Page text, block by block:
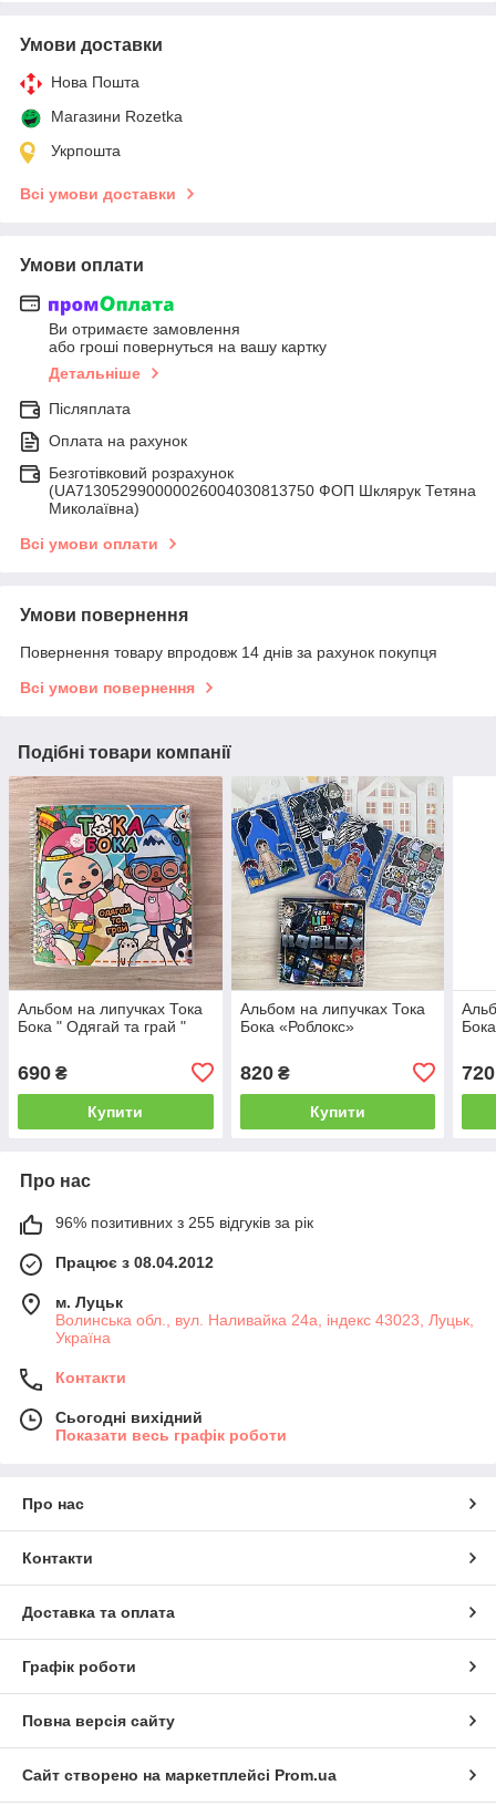
Умови доставки
Нова Пошта
Магазини Rozetka
Укрпошта
Всі умови доставки
Умови оплати
Ви отримаєте замовлення
або гроші повернуться на вашу картку
Детальніше
Післяплата
Оплата на рахунок
Безготівковий розрахунок
(UA713052990000026004030813750 ФОП Шклярук Тетяна
Миколаївна)
Всі умови оплати
Умови повернення
Повернення товару впродовж 14 днів за рахунок покупця
Всі умови повернення
Подібні товари компанії
Альбом на липучках Тока
Бока " Одягай та грай "
690 ₴
Купити
Альбом на липучках Тока
Бока «Роблокс»
820₴
Купити
720
Про нас
96% позитивних з 255 відгуків за рік
Працює з 08.04.2012
м. Луцьк
Волинська обл., вул. Наливайка 24а, індекс 43023, Луцьк,
Україна
Контакти
Сьогодні вихідний
Показати весь графік роботи
Про нас
Контакти
Доставка та оплата
Графік роботи
Повна версія сайту
Сайт створено на маркетплейсі Prom.ua